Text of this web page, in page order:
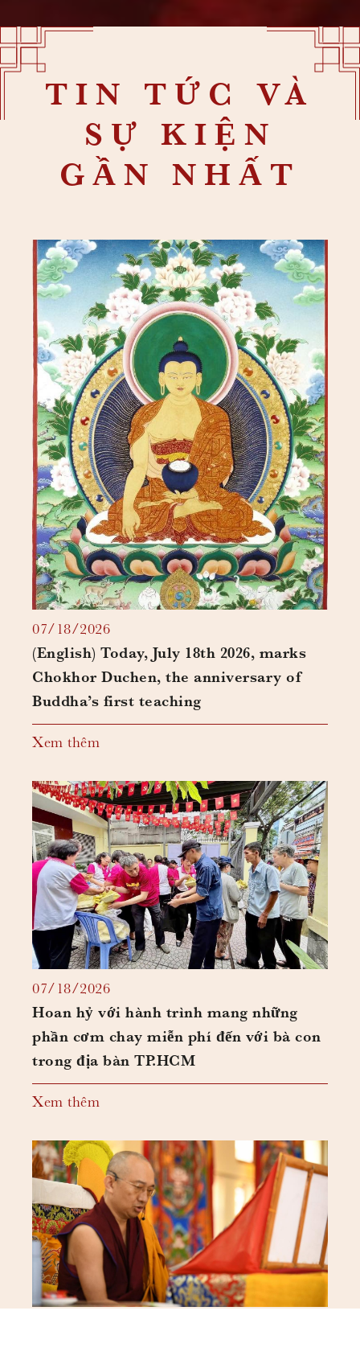
TIN TỨC VÀ
SỰ KIỆN
GẦN NHẤT
07/18/2026
(English) Today, July 18th 2026, marks
Chokhor Duchen, the anniversary of
Buddha’s first teaching
Xem thêm
07/18/2026
Hoan hỷ với hành trình mang những
phần cơm chay miễn phí đến với bà con
trong địa bàn TP.HCM
Xem thêm